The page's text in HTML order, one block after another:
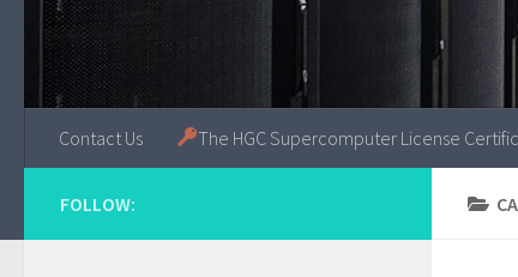
Contact Us The HGC Supercomputer License
FOLLOW: